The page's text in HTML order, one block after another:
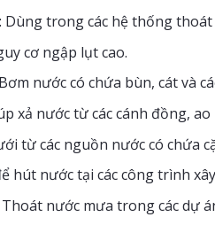
trong các hệ thống
cơ ngập lụt cao.
nước có chứa bùn, cát và
xả nước từ các cánh đồng,
từ các nguồn nước có chứa
hút nước tại các công trình
nước mưa trong các dự